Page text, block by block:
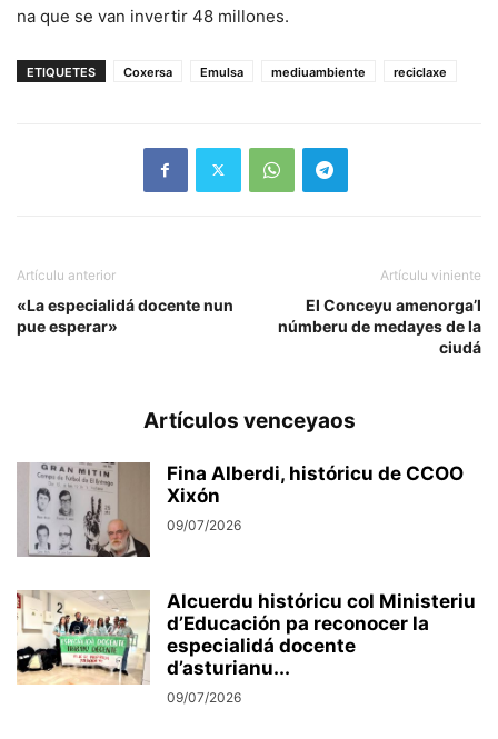
na que se van invertir 48 millones.
ETIQUETES Coxersa Emulsa mediuambiente reciclaxe
Artículu anterior
«La especialidá docente nun
pue esperar»
Artículu viniente
El Conceyu amenorga’l
númberu de medayes de la
ciudá
Artículos venceyaos
Fina Alberdi, históricu de CCOO
Xixón
09/07/2026
Alcuerdu históricu col Ministeriu
d’Educación pa reconocer la
especialidá docente
d’asturianu...
09/07/2026